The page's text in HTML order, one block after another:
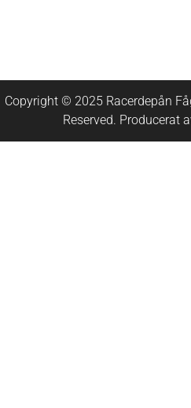
Copyright © 2025 Racerdepån
Reserved. Producerat